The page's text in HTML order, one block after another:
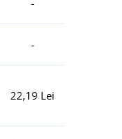
-
22,19 Lei